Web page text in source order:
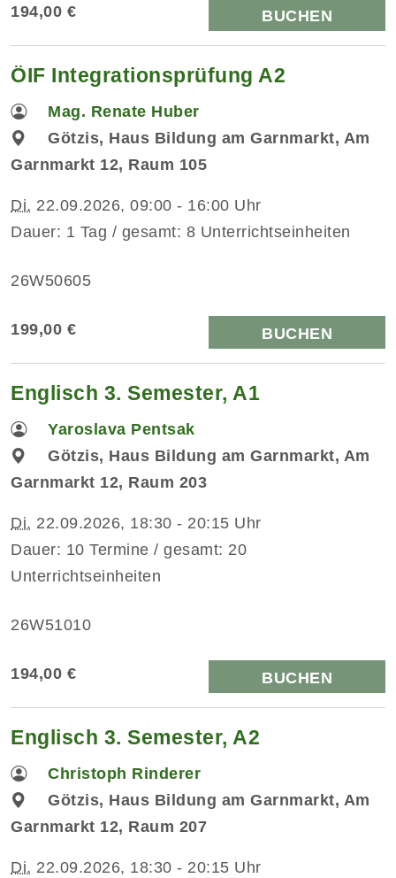
194,00 € BUCHEN
ÖIF Integrationsprüfung A2
Mag. Renate Huber
Götzis, Haus Bildung am Garnmarkt, Am
Garnmarkt 12, Raum 105
Di. 22.09.2026, 09:00 - 16:00 Uhr
Dauer: 1 Tag / gesamt: 8 Unterrichtseinheiten
26W50605
199,00 € BUCHEN
Englisch 3. Semester, A1
Yaroslava Pentsak
Götzis, Haus Bildung am Garnmarkt, Am
Garnmarkt 12, Raum 203
Di. 22.09.2026, 18:30 - 20:15 Uhr
Dauer: 10 Termine / gesamt: 20
Unterrichtseinheiten
26W51010
194,00 € BUCHEN
Englisch 3. Semester, A2
Christoph Rinderer
Götzis, Haus Bildung am Garnmarkt, Am
Garnmarkt 12, Raum 207
Di. 22.09.2026, 18:30 - 20:15 Uhr